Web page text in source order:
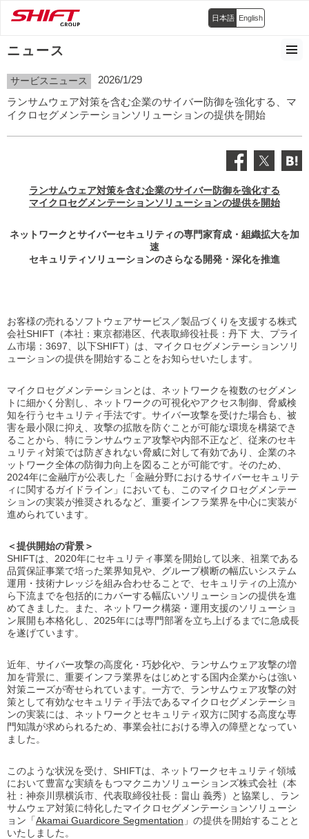
日本語 English
ニュース
サービスニュース
2026/1/29
ランサムウェア対策を含む企業のサイバー防御を強化する、マ
イクロセグメンテーションソリューションの提供を開始
ランサムウェア対策を含む企業のサイバー防御を強化する
マイクロセグメンテーションソリューションの提供を開始
ネットワークとサイバーセキュリティの専門家育成・組織拡大を加
速
セキュリティソリューションのさらなる開発・深化を推進
お客様の売れるソフトウェアサービス／製品づくりを支援する株式
会社SHIFT（本社：東京都港区、代表取締役社長：丹下 大、プライ
ム市場：3697、以下SHIFT）は、マイクロセグメンテーションソリ
ューションの提供を開始することをお知らせいたします。
マイクロセグメンテーションとは、ネットワークを複数のセグメン
トに細かく分割し、ネットワークの可視化やアクセス制御、脅威検
知を行うセキュリティ手法です。サイバー攻撃を受けた場合も、被
害を最小限に抑え、攻撃の拡散を防ぐことが可能な環境を構築でき
ることから、特にランサムウェア攻撃や内部不正など、従来のセキ
ュリティ対策では防ぎきれない脅威に対して有効であり、企業のネ
ットワーク全体の防御力向上を図ることが可能です。そのため、
2024年に金融庁が公表した「金融分野におけるサイバーセキュリテ
ィに関するガイドライン」においても、このマイクロセグメンテー
ションの実装が推奨されるなど、重要インフラ業界を中心に実装が
進められています。
＜提供開始の背景＞
SHIFTは、2020年にセキュリティ事業を開始して以来、祖業である
品質保証事業で培った業界知見や、グループ横断の幅広いシステム
運用・技術ナレッジを組み合わせることで、セキュリティの上流か
ら下流までを包括的にカバーする幅広いソリューションの提供を進
めてきました。また、ネットワーク構築・運用支援のソリューショ
ン展開も本格化し、2025年には専門部署を立ち上げるまでに急成長
を遂げています。
近年、サイバー攻撃の高度化・巧妙化や、ランサムウェア攻撃の増
加を背景に、重要インフラ業界をはじめとする国内企業からは強い
対策ニーズが寄せられています。一方で、ランサムウェア攻撃の対
策として有効なセキュリティ手法であるマイクロセグメンテーショ
ンの実装には、ネットワークとセキュリティ双方に関する高度な専
門知識が求められるため、事業会社における導入の障壁となってい
ました。
このような状況を受け、SHIFTは、ネットワークセキュリティ領域
において豊富な実績をもつマクニカソリューションズ株式会社（本
社：神奈川県横浜市、代表取締役社長：畠山 義秀）と協業し、ラン
サムウェア対策に特化したマイクロセグメンテーションソリューシ
ョン「Akamai Guardicore Segmentation 」の提供を開始することと
いたしました。